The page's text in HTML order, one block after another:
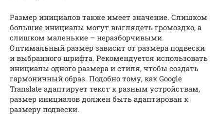
Размер инициалов также имеет значение. Слишком
большие инициалы могут выглядеть громоздко, а
слишком маленькие – неразборчивыми.
Оптимальный размер зависит от размера подвески
и выбранного шрифта. Рекомендуется использовать
инициалы одного размера и стиля, чтобы создать
гармоничный образ. Подобно тому, как Google
Translate адаптирует текст к разным устройствам,
размер инициалов должен быть адаптирован к
размеру подвески.